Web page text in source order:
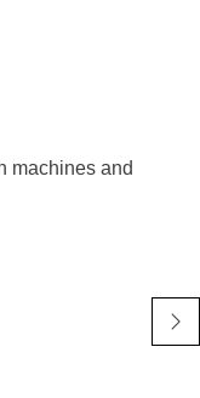
machines and
in your fleet, and